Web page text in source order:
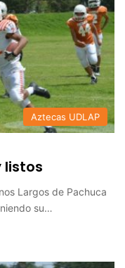
Aztecas UDLAP
listos
Largos de Pachuca
su…